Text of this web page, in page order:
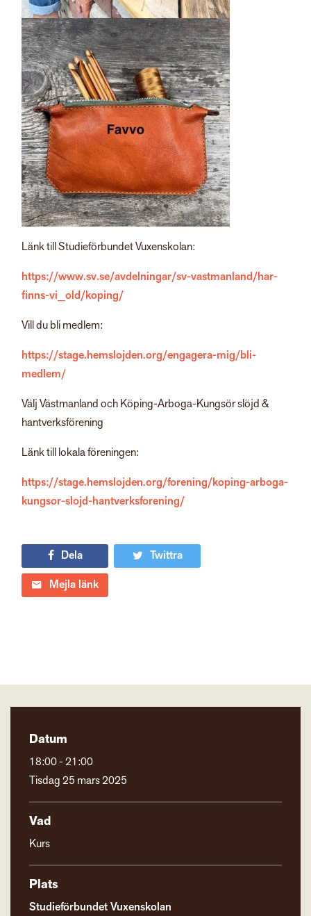
Länk till Studieförbundet Vuxenskolan:
https://www.sv.se/avdelningar/sv-vastmanland/har-
finns-vi_old/koping/
Vill du bli medlem:
https://stage.hemslojden.org/engagera-mig/bli-
medlem/
Välj Västmanland och Köping-Arboga-Kungsör slöjd &
hantverksförening
Länk till lokala föreningen:
https://stage.hemslojden.org/forening/koping-arboga-
kungsor-slojd-hantverksforening/
Dela
Twittra
Mejla länk
Datum
18:00 - 21:00
Tisdag 25 mars 2025
Vad
Kurs
Plats
Studieförbundet Vuxenskolan